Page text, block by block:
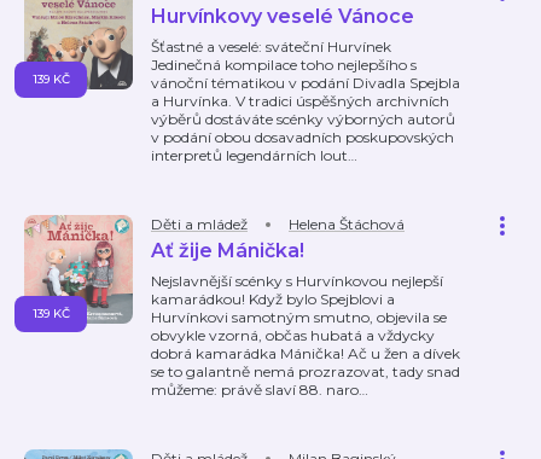
Hurvínkovy veselé Vánoce
Šťastné a veselé: sváteční Hurvínek
Jedinečná kompilace toho nejlepšího s
vánoční tématikou v podání Divadla Spejbla
a Hurvínka. V tradici úspěšných archivních
výběrů dostáváte scénky výborných autorů
v podání obou dosavadních poskupovských
interpretů legendárních lout…
139 KČ
Děti a mládež Helena Štáchová
Ať žije Mánička!
Nejslavnější scénky s Hurvínkovou nejlepší
kamarádkou! Když bylo Spejblovi a
Hurvínkovi samotným smutno, objevila se
obvykle vzorná, občas hubatá a vždycky
dobrá kamarádka Mánička! Ač u žen a dívek
se to galantně nemá prozrazovat, tady snad
můžeme: právě slaví 88. naro…
139 KČ